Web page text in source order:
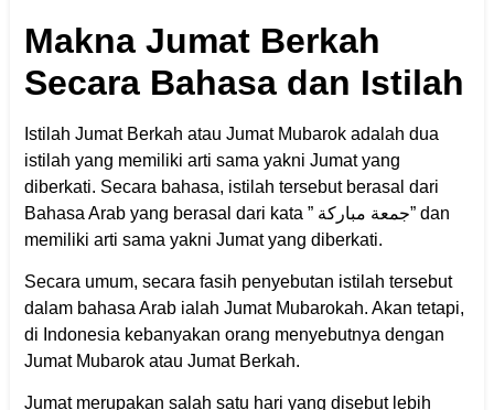
Makna Jumat Berkah
Secara Bahasa dan Istilah
Istilah Jumat Berkah atau Jumat Mubarok adalah dua
istilah yang memiliki arti sama yakni Jumat yang
diberkati. Secara bahasa, istilah tersebut berasal dari
Bahasa Arab yang berasal dari kata ” جمعة مباركة” dan
memiliki arti sama yakni Jumat yang diberkati.
Secara umum, secara fasih penyebutan istilah tersebut
dalam bahasa Arab ialah Jumat Mubarokah. Akan tetapi,
di Indonesia kebanyakan orang menyebutnya dengan
Jumat Mubarok atau Jumat Berkah.
Jumat merupakan salah satu hari yang disebut lebih